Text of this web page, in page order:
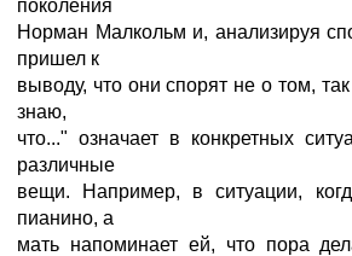
поколения
Норман Малкольм и, анализируя
пришел к
выводу, что они спорят не о том,
знаю,
что..." означает в конкретных
различные
вещи. Например, в ситуации,
пианино, а
мать напоминает ей, что пора